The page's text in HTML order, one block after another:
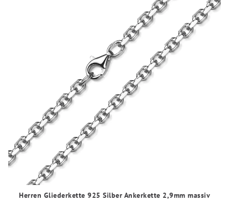
Herren Gliederkette 925 Silber Ankerkette 2,9mm massiv